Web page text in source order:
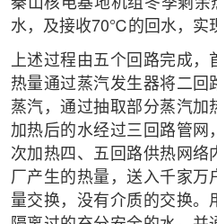
秦山核电基地机组冬季剩
水，及接收70℃的回水，实
上述过程由五个回路完成，
热量通过蒸汽发生器将二回
蒸汽，通过抽取部分蒸汽加
加热后的水经过三回路管网
次加热四、五回路供热网络
厂产生的热量，送入千家万
量交换，没有介质的交换。